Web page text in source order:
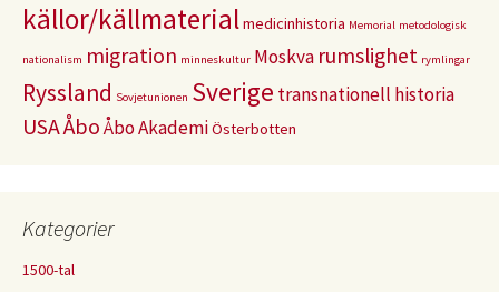
källor/källmaterialmedicinhistoria Memorial metodologisk
nationalism migration minneskultur Moskva rumslighet rymlingar
Ryssland Sovjetunionen Sverige transnationell historia
USAÅboÅbo AkademiÖsterbotten
Kategorier
1500-tal